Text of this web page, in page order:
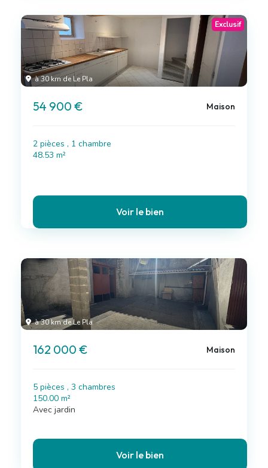
à 30 km de Le Pla
Exclusif
54 900 € Maison
2 pièces , 1 chambre
48.53 m²
Voir le bien
à 30 km de Le Pla
162 000 € Maison
5 pièces , 3 chambres
150.00 m²
Avec jardin
Voir le bien